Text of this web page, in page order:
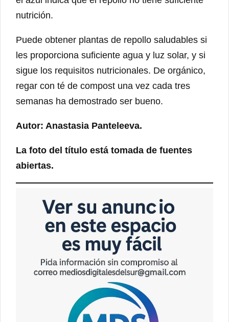
nutrición.
Puede obtener plantas de repollo saludables si
les proporciona suficiente agua y luz solar, y si
sigue los requisitos nutricionales. De orgánico,
regar con té de compost una vez cada tres
semanas ha demostrado ser bueno.
Autor: Anastasia Panteleeva.
La foto del título está tomada de fuentes
abiertas.